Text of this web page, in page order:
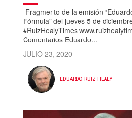
-Fragmento de la emisión
Fórmula” del jueves 5 de
#RuizHealyTimes
Comentarios Eduardo...
JULIO 23, 2020
EDUARDO RUIZ-HEALY